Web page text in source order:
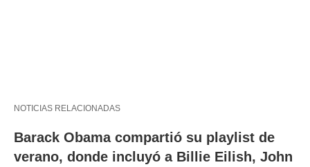
NOTICIAS RELACIONADAS
Barack Obama compartió su playlist de
verano, donde incluyó a Billie Eilish, John